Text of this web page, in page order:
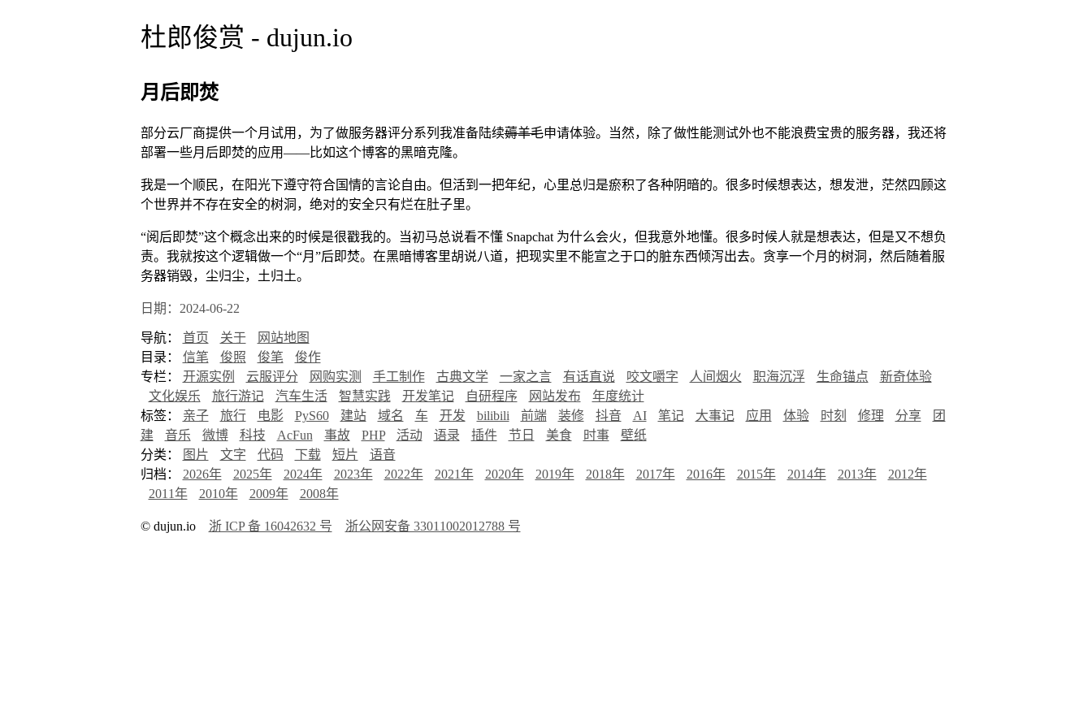
杜郎俊赏 - dujun.io
月后即焚
部分云厂商提供一个月试用，为了做服务器评分系列我准备陆续薅羊毛申请体验。当然，除了做性能测试外也不能浪费宝贵的服务器，我还将
部署一些月后即焚的应用——比如这个博客的黑暗克隆。
我是一个顺民，在阳光下遵守符合国情的言论自由。但活到一把年纪，心里总归是瘀积了各种阴暗的。很多时候想表达，想发泄，茫然四顾这
个世界并不存在安全的树洞，绝对的安全只有烂在肚子里。
“阅后即焚”这个概念出来的时候是很戳我的。当初马总说看不懂 Snapchat 为什么会火，但我意外地懂。很多时候人就是想表达，但是又不想负
责。我就按这个逻辑做一个“月”后即焚。在黑暗博客里胡说八道，把现实里不能宣之于口的脏东西倾泻出去。贪享一个月的树洞，然后随着服
务器销毁，尘归尘，土归土。
日期：2024-06-22
导航： 首页 关于
网站地图
目录： 信笔 俊照 俊笔
俊作
专栏： 开源实例 云服评分 网购实测 手工制作 古典文学 一家之言 有话直说 咬文嚼字 人间烟火 职海沉浮 生命锚点
新奇体验
文化娱乐
旅行游记 汽车生活 智慧实践 开发笔记 自研程序 网站发布
年度统计
标签： 亲子 旅行 电影 PyS60 建站 域名 车 开发 bilibili 前端 装修 抖音 AI 笔记 大事记 应用 体验 时刻 修理 分享
团
建
音乐 微博 科技 AcFun 事故 PHP 活动 语录 插件 节日 美食 时事
壁纸
分类：
图片 文字 代码 下载 短片
语音
归档： 2026年 2025年 2024年 2023年 2022年 2021年 2020年 2019年 2018年 2017年 2016年 2015年 2014年 2013年
2012年
2011年
2010年 2009年 2008年
© dujun.io 浙 ICP 备 16042632 号 浙公网安备 33011002012788 号